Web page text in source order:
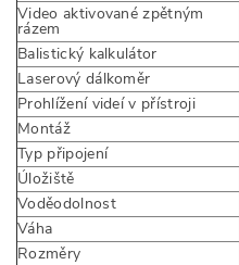
Video aktivované zpětným
rázem
Balistický kalkulátor
Laserový dálkoměr
Prohlížení videí v přístroji
Montáž
Typ připojení
Úložiště
Voděodolnost
Váha
Rozměry